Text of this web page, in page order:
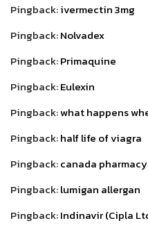
Pingback:ivermectin 3mg
Pingback:Nolvadex
Pingback:Primaquine
Pingback:Eulexin
Pingback:what happens
Pingback:half life of viagra
Pingback:canada
Pingback:lumigan allergan
Pingback:Indinavir (Cipla